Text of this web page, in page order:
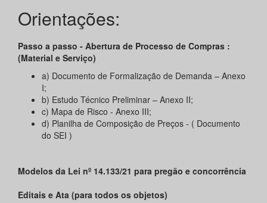
Orientações:
Passo a passo - Abertura de Processo de Compras :
(Material e Serviço)
a) Documento de Formalização de Demanda – Anexo
I;
b) Estudo Técnico Preliminar – Anexo II;
c) Mapa de Risco - Anexo III;
d) Planilha de Composição de Preços - ( Documento
do SEI )
Modelos da Lei nº 14.133/21 para pregão e concorrência
Editais e Ata (para todos os objetos)